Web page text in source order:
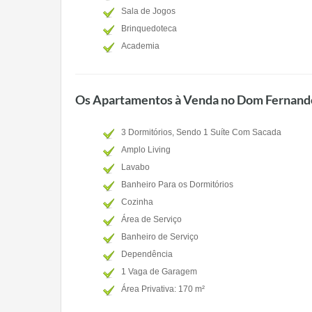
Sala de Jogos
Brinquedoteca
Academia
Os Apartamentos à Venda no Dom
3 Dormitórios, Sendo 1 Suíte Com Sacada
Amplo Living
Lavabo
Banheiro Para os Dormitórios
Cozinha
Área de Serviço
Banheiro de Serviço
Dependência
1 Vaga de Garagem
Área Privativa: 170 m²